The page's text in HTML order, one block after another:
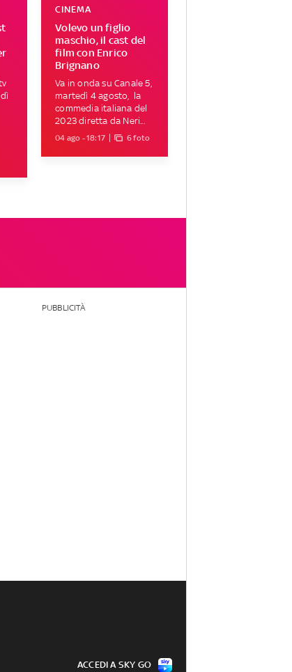
Volevo un figlio
maschio, il cast del
film con Enrico
Brignano
CINEMA
Va in onda su Canale 5,
martedì 4 agosto, la
commedia italiana del
2023 diretta da Neri...
04 ago - 18:17 6 foto
PUBBLICITÀ
ACCEDI A SKY GO